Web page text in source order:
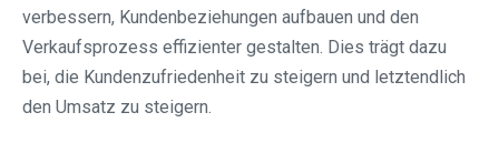
verbessern, Kundenbeziehungen aufbauen und den
Verkaufsprozess effizienter gestalten. Dies trägt dazu
bei, die Kundenzufriedenheit zu steigern und letztendlich
den Umsatz zu steigern.